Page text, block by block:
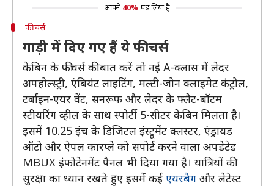
आपने 40% पढ़ लिया है
फीचर्स
गाड़ी में दिए गए हैं ये फीचर्स
केबिन के फीचर्स की बात करें तो नई A-क्लास में लेदर
अपहोल्स्ट्री, एंबियंट लाइटिंग, मल्टी-जोन क्लाइमेट कंट्रोल,
टर्बाइन-एयर वेंट, सनरूफ और लेदर के फ्लैट-बॉटम
स्टीयरिंग व्हील के साथ स्पोर्टी 5-सीटर केबिन मिलता है।
इसमें 10.25 इंच के डिजिटल इंस्ट्रूमेंट क्लस्टर, एंड्रायड
ऑटो और ऐपल कारप्ले को सपोर्ट करने वाला अपडेटेड
MBUX इंफोटेनमेंट पैनल भी दिया गया है। यात्रियों की
सुरक्षा का ध्यान रखते हुए इसमें कई एयरबैग और लेटेस्ट